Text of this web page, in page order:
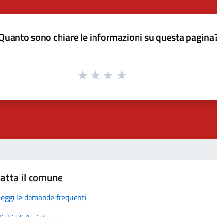
sono chiare le informazioni su questa
il comune
le domande frequenti